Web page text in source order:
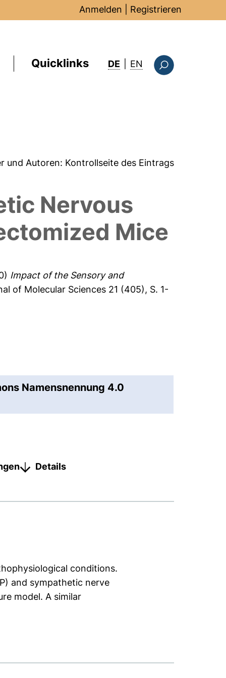
Anmelden Registrieren
Quicklinks DE EN : this page in
und Autoren: Kontrollseite des Eintrags
Nervous
Mice
Impact of the Sensory and
of Molecular Sciences 21 (405), S. 1-
Namensnennung 4.0
Details
conditions.
and sympathetic nerve
model. A similar